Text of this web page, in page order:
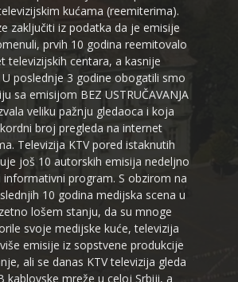
kućama (reemiterima).
zaključiti iz podatka da je emisije
prvih 10 godina reemitovalo
televizijskih centara, a kasnije
poslednje 3 godine obogatili smo
sa emisijom BEZ USTRUČAVANJA
veliku pažnju gledaoca i koja
broj pregleda na internet
Televizija KTV pored istaknutih
još 10 autorskih emisija nedeljno
informativni program. S obzirom na
10 godina medijska scena u
lošem stanju, da su mnoge
svoje medijske kuće, televizija
emisije iz sopstvene produkcije
ali se danas KTV televizija gleda
kablovske mreže u celoj Srbiji, a